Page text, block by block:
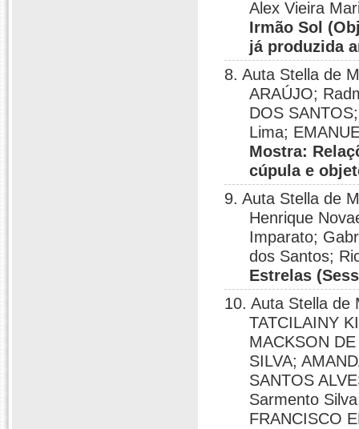
Alex Vieira
Irmão Sol
já produzida
8. Auta Stella de
ARAÚJO;
DOS
Lima;
Mostra:
cúpula e
9. Auta Stella de
Henrique
Imparato;
dos Santos;
Estrelas
10. Auta Stella de
TATCILAINY
MACKSON
SILVA;
SANTOS
Sarmento
FRANCISCO